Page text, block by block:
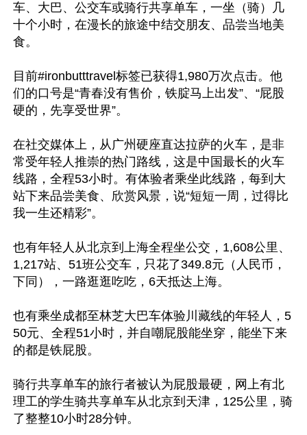
车、大巴、公交车或骑行共享单车，一坐（骑）几
十个小时，在漫长的旅途中结交朋友、品尝当地美
食。
目前#ironbutttravel标签已获得1,980万次点击。他
们的口号是“青春没有售价，铁腚马上出发”、“屁股
硬的，先享受世界”。
在社交媒体上，从广州硬座直达拉萨的火车，是非
常受年轻人推崇的热门路线，这是中国最长的火车
线路，全程53小时。有体验者乘坐此线路，每到大
站下来品尝美食、欣赏风景，说“短短一周，过得比
我一生还精彩”。
也有年轻人从北京到上海全程坐公交，1,608公里、
1,217站、51班公交车，只花了349.8元（人民币，
下同），一路逛逛吃吃，6天抵达上海。
也有乘坐成都至林芝大巴车体验川藏线的年轻人，5
50元、全程51小时，并自嘲屁股能坐穿，能坐下来
的都是铁屁股。
骑行共享单车的旅行者被认为屁股最硬，网上有北
理工的学生骑共享单车从北京到天津，125公里，骑
了整整10小时28分钟。